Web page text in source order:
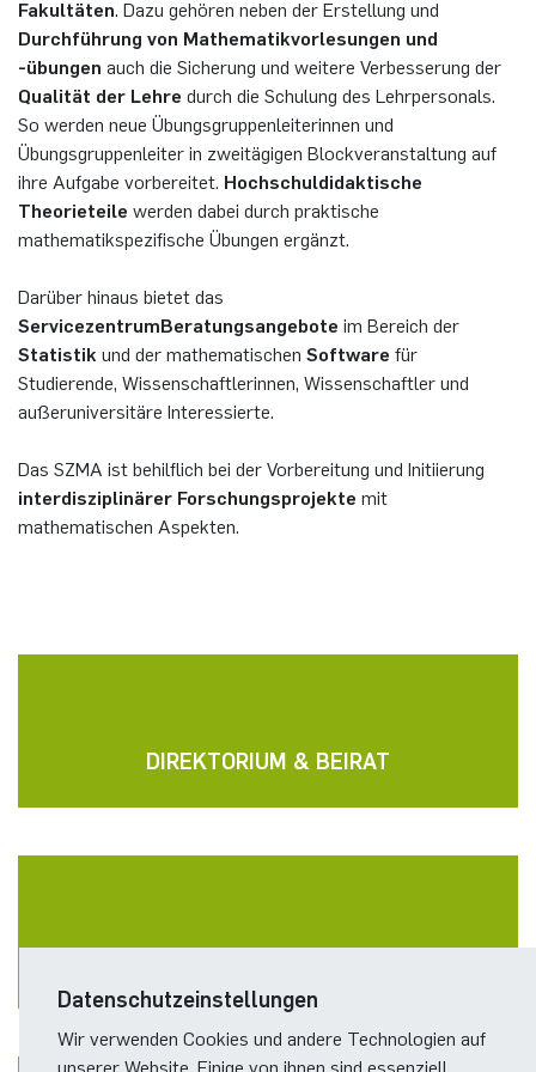
Fakultäten. Dazu gehören neben der Erstellung und
Durchführung von Mathematikvorlesungen und
-übungen auch die Sicherung und weitere Verbesserung der
Qualität der Lehre durch die Schulung des Lehrpersonals.
So werden neue Übungsgruppenleiterinnen und
Übungsgruppenleiter in zweitägigen Blockveranstaltung auf
ihre Aufgabe vorbereitet. Hochschuldidaktische
Theorieteile werden dabei durch praktische
mathematikspezifische Übungen ergänzt.
Darüber hinaus bietet das
ServicezentrumBeratungsangebote im Bereich der
Statistik und der mathematischen Software für
Studierende, Wissenschaftlerinnen, Wissenschaftler und
außeruniversitäre Interessierte.
Das SZMA ist behilflich bei der Vorbereitung und Initiierung
interdisziplinärer Forschungsprojekte mit
mathematischen Aspekten.
DIREKTORIUM & BEIRAT
Datenschutzeinstellungen
Wir verwenden Cookies und andere Technologien auf
unserer Website. Einige von ihnen sind essenziell,
Computer Programs
Oberseminar dynamical systems
Past Events
Calendar
Annika Schulte
Kim Fenrich
Laura Geldermann
Dorothea Plätz
Farhad Razeghpour
Dr. Benjamin Schulz-Rosenberger
Andreas Schwenk
Rahul Raphael Kanekar
Marius Kroll
Sebastian Kühnert
Thomas Lam
Zoe Kristin Lange
Bufan Li
Robin Solinus
Presse
German)
International Studies